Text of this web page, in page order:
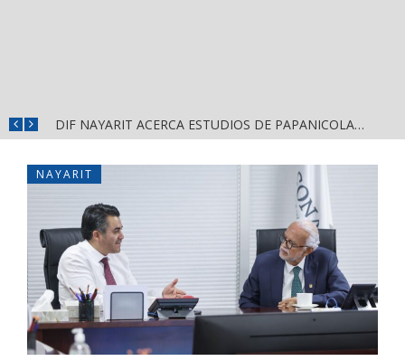
DIF NAYARIT ACERCA ESTUDIOS DE PAPANICOLAOU A LAS MUJERES
NAYARIT